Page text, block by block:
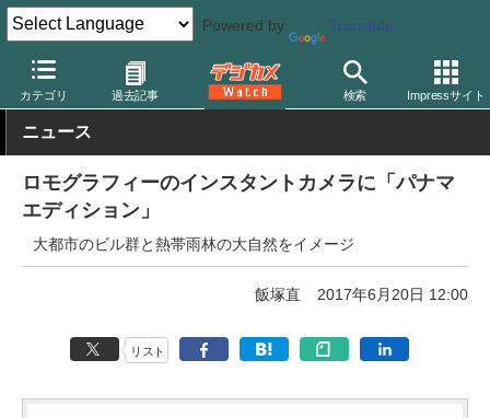
Powered by Translate
カテゴリ 過去記事 検索 Impressサイト
デジカメ Watch フィルム関連 フィルムカメラ ロモグラフィー
ニュース
ロモグラフィーのインスタントカメラに「パナマ
エディション」
大都市のビル群と熱帯雨林の大自然をイメージ
飯塚直 2017年6月20日 12:00
リスト